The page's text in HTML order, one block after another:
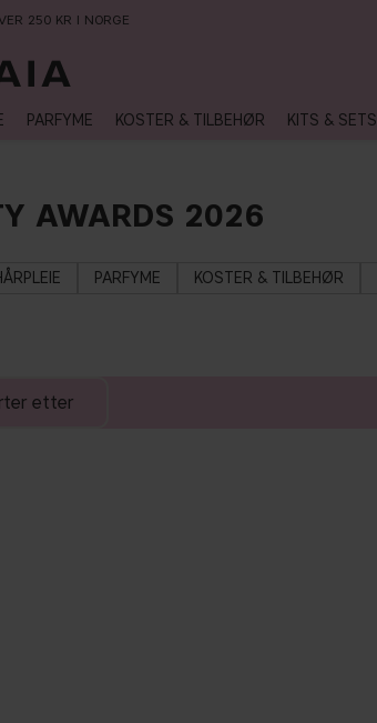
250 KR I NORGE
PARFYME KOSTER & TILBEHØR KITS & SETS
AWARDS 2026
PARFYME KOSTER & TILBEHØR
etter